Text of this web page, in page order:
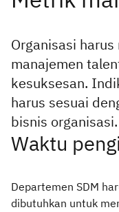
Organisasi
manajemen
kesuksesan.
harus sesuai
bisnis organisasi.
Waktu
Departemen SDM
dibutuhkan untuk